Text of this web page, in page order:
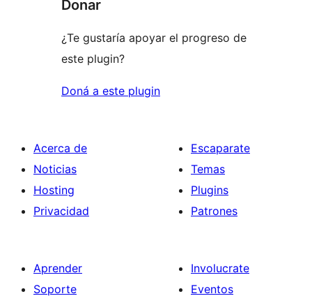
Donar
¿Te gustaría apoyar el progreso de
este plugin?
Doná a este plugin
Acerca de
Noticias
Hosting
Privacidad
Escaparate
Temas
Plugins
Patrones
Aprender
Soporte
Involucrate
Eventos